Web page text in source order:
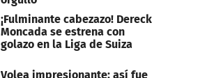
¡Fulminante cabezazo! Dereck
Moncada se estrena con
golazo en la Liga de Suiza
Volea impresionante: así fue